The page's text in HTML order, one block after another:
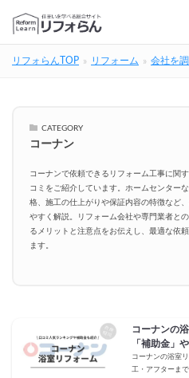
リフォらんTOP リフォーム 会社を
CATEGORY
コーナン
コーナンで依頼できるリフォーム工事に関
コミをご紹介しています。ホームセンター
格、施工の仕上がりや保証内容の特徴など
やすく解説。リフォーム会社や専門業者と
るメリットと注意点をお伝えし、最適な依
ます。
コーナンの
「補助金」
コーナンの浴室
工・アフターま